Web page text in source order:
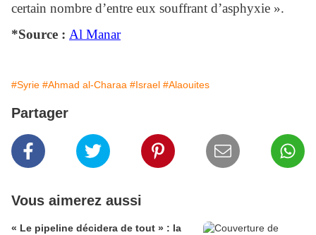
certain nombre d’entre eux souffrant d’asphyxie ».
*Source : Al Manar
#Syrie #Ahmad al-Charaa #Israel #Alaouites
Partager
Vous aimerez aussi
« Le pipeline décidera de tout » : la